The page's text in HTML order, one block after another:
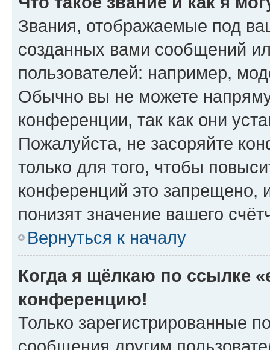
Звания, отображаемые под
созданных вами сообщений
пользователей: например,
Обычно вы не можете
конференции, так как они
Пожалуйста, не засоряйте
только для того, чтобы
конференций это запрещено,
понизят значение вашего
Вернуться к началу
Когда я щёлкаю по ссылке
конференцию!
Только зарегистрированные